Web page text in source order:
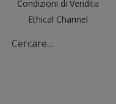
Condizioni di Vendita
Ethical Channel